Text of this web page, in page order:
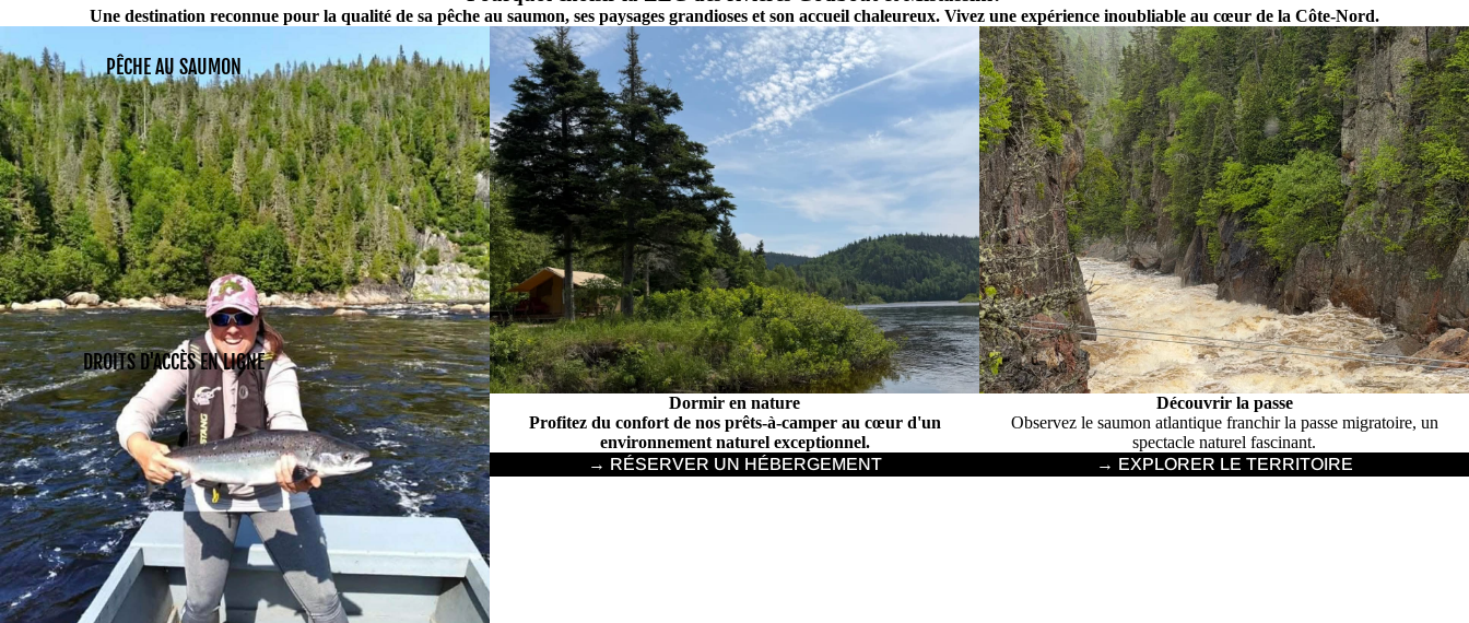
PÊCHE AU SAUMON
DROITS D'ACCÈS EN LIGNE
Une destination reconnue pour la qualité de sa pêche au saumon, ses paysages grandioses et son accueil chaleureux. Vivez une expérience inoubliable au cœur de la Côte-Nord.
Dormir en nature
Profitez du confort de nos prêts-à-camper au cœur d'un
environnement naturel exceptionnel.
→ RÉSERVER UN HÉBERGEMENT
Découvrir la passe
Observez le saumon atlantique franchir la passe migratoire, un
spectacle naturel fascinant.
→ EXPLORER LE TERRITOIRE